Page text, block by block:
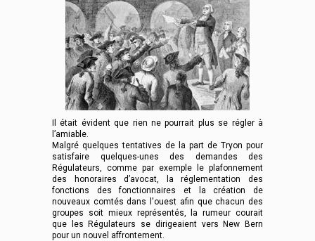
Il était évident que rien ne pourrait plus se régler à
l’amiable.
Malgré quelques tentatives de la part de Tryon pour
satisfaire quelques-unes des demandes des
Régulateurs, comme par exemple le plafonnement
des honoraires d’avocat, la réglementation des
fonctions des fonctionnaires et la création de
nouveaux comtés dans l'ouest afin que chacun des
groupes soit mieux représentés, la rumeur courait
que les Régulateurs se dirigeaient vers New Bern
pour un nouvel affrontement.